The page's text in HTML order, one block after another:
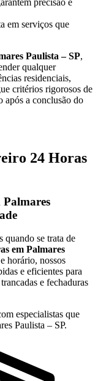
em serviços que
Paulista – SP,
qualquer
residenciais,
critérios rigorosos de
após a conclusão do
24 Horas
Palmares
quando se trata de
em Palmares
horário, nossos
e eficientes para
e fechaduras
especialistas que
Paulista – SP.